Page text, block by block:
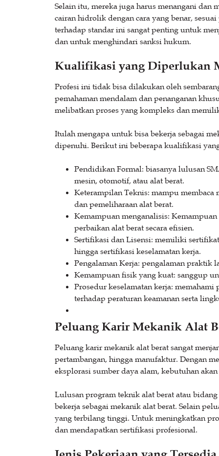
Selain itu, mereka juga harus menangani dan
cairan hidrolik dengan cara yang benar,
terhadap standar ini sangat penting untuk
dan untuk menghindari sanksi hukum.
Kualifikasi yang Diperlukan
Profesi ini tidak bisa dilakukan oleh
pemahaman mendalam dan penanganan
melibatkan proses yang kompleks dan
Itulah mengapa untuk bisa bekerja sebagai
dipenuhi. Berikut ini beberapa kualifikasi
Pendidikan Formal: biasanya lulusan
mesin, otomotif, atau alat berat.
Keterampilan Teknis: mampu
dan pemeliharaan alat berat.
Kemampuan menganalisis:
perbaikan alat berat secara efisien.
Sertifikasi dan Lisensi: memiliki
hingga sertifikasi keselamatan kerja.
Pengalaman Kerja: pengalaman praktik
Kemampuan fisik yang kuat: sanggup
Prosedur keselamatan kerja:
terhadap peraturan keamanan serta
Peluang Karir Mekanik Alat
Peluang karir mekanik alat berat sangat
pertambangan, hingga manufaktur. Dengan
eksplorasi sumber daya alam, kebutuhan
Lulusan program teknik alat berat atau
bekerja sebagai mekanik alat berat. Selain
yang terbilang tinggi. Untuk meningkatkan
dan mendapatkan sertifikasi profesional.